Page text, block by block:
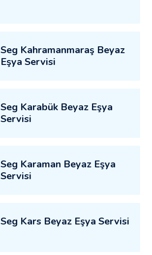
Seg Kahramanmaraş Beyaz
Eşya Servisi
Seg Karabük Beyaz Eşya
Servisi
Seg Karaman Beyaz Eşya
Servisi
Seg Kars Beyaz Eşya Servisi